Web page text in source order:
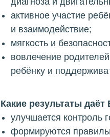
активное участие
и взаимодействие;
мягкость и
вовлечение
ребёнку и
Какие результаты даёт
улучшается контроль
формируются